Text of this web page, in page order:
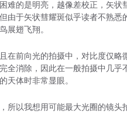
难的是明亮，越像差校正，矢状
由于矢状彗耀斑似乎读者不熟悉
展翅飞翔。
在前向光的拍摄中，对比度仅
全消除，因此在一般拍摄中几
天体时非常显眼。
所以我想用可能最大光圈的镜